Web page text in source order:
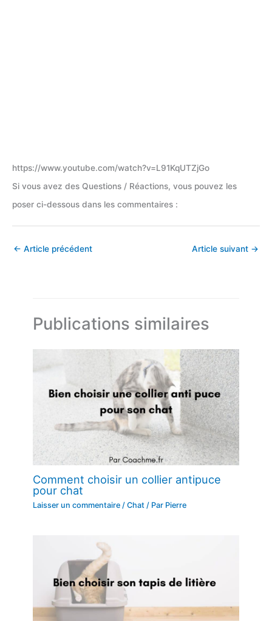
https://www.youtube.com/watch?v=L91KqUTZjGo
Si vous avez des Questions / Réactions, vous pouvez les
poser ci-dessous dans les commentaires :
← Article précédent Article suivant →
Publications similaires
Comment choisir un collier antipuce
pour chat
Laisser un commentaire /Chat / Par Pierre